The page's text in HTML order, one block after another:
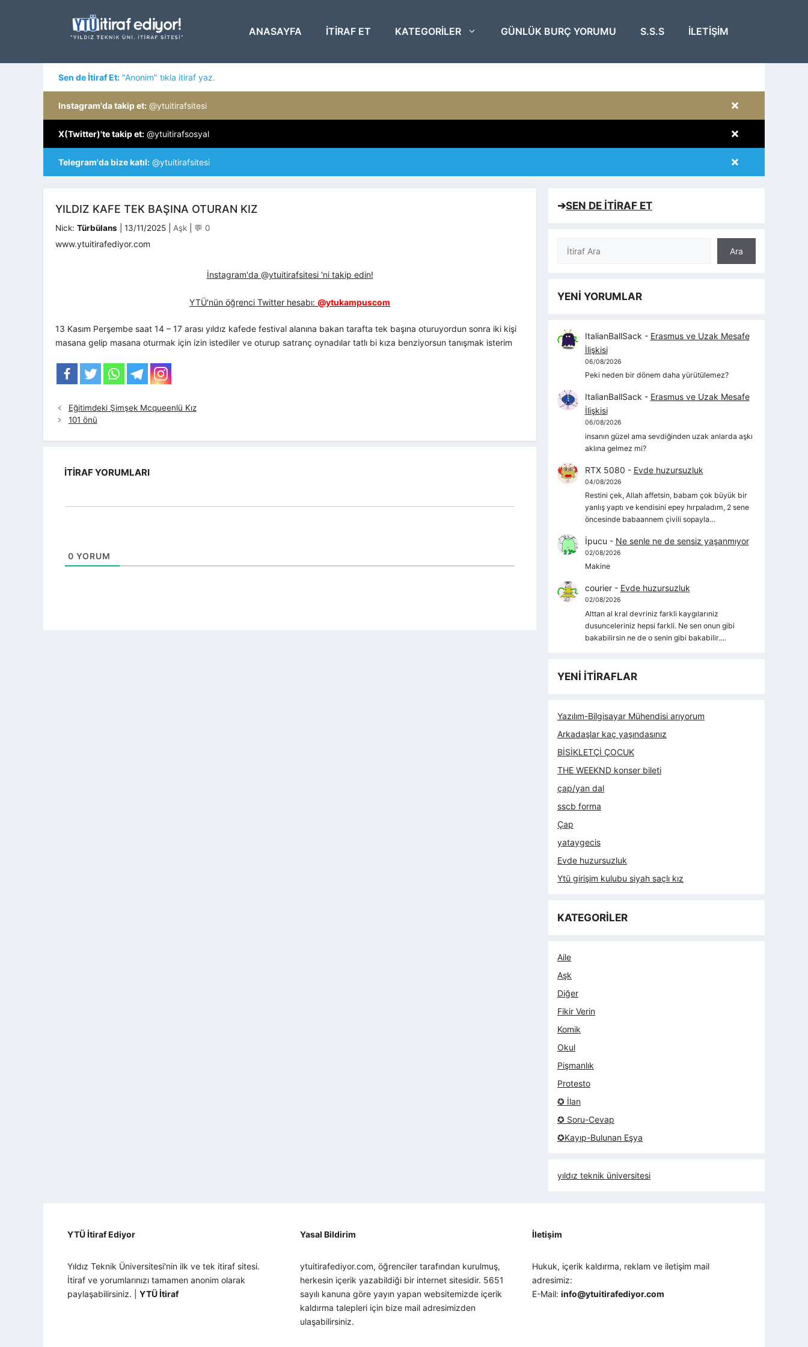
ANASAYFA ITIRAF ET KATEGORILER GÜNLÜK BURÇ YORUMU S.S.S İLETIŞIM
Sen de İtiraf Et: "Anonim" tıkla itiraf yaz.
×
Instagram'da takip et: @ytuitirafsitesi
×
X(Twitter)'te takip et: @ytuitirafsosyal
×
Telegram'da bize katıl: @ytuitirafsitesi
YILDIZ KAFE TEK BAŞINA OTURAN KIZ
Nick: Türbülans 13/11/2025 Kategoriler
Aşk 💬 0
www.ytuitirafediyor.com
İnstagram'da @ytuitirafsitesi 'ni takip edin!
YTÜ'nün öğrenci Twitter hesabı: @ytukampuscom
13 Kasım Perşembe saat 14 – 17 arası yıldız kafede festival alanına bakan tarafta tek başına oturuyordun sonra iki kişi
masana gelip masana oturmak için izin istediler ve oturup satranç oynadılar tatlı bi kıza benziyorsun tanışmak isterim
Eğitimdeki Şimşek Mcqueenlü Kız
101 önü
İTIRAF YORUMLARI
0 YORUM
➔SEN DE İTİRAF ET
Ara
Ara
YENİ YORUMLAR
ItalianBallSack - Erasmus ve Uzak Mesafe
İlişkisi
06/08/2026
Peki neden bir dönem daha yürütülemez?
ItalianBallSack - Erasmus ve Uzak Mesafe
İlişkisi
06/08/2026
insanın güzel ama sevdiğinden uzak anlarda aşkı
aklına gelmez mi?
RTX 5080 - Evde huzursuzluk
04/08/2026
Restini çek, Allah affetsin, babam çok büyük bir
yanlış yaptı ve kendisini epey hırpaladım, 2 sene
öncesinde babaannem çivili sopayla…
İpucu - Ne senle ne de sensiz yaşanmıyor
02/08/2026
Makine
courier- Evde huzursuzluk
02/08/2026
Alttan al kral devriniz farkli kaygılarıniz
dusunceleriniz hepsi farkli. Ne sen onun gibi
bakabilirsin ne de o senin gibi bakabilir.…
YENİ İTİRAFLAR
Yazılım-Bilgisayar Mühendisi arıyorum
Arkadaşlar kaç yaşındasınız
BİSİKLETÇİ ÇOCUK
THE WEEKND konser bileti
çap/yan dal
sscb forma
Çap
yataygecis
Evde huzursuzluk
Ytü girişim kulubu siyah saçlı kız
KATEGORİLER
Aile
Aşk
Diğer
Fikir Verin
Komik
Okul
Pişmanlık
Protesto
✪ İlan
✪ Soru-Cevap
✪Kayıp-Bulunan Eşya
yıldız teknik üniversitesi
YTÜ İtiraf Ediyor
Yıldız Teknik Üniversitesi'nin ilk ve tek itiraf sitesi.
İtiraf ve yorumlarınızı tamamen anonim olarak
paylaşabilirsiniz. | YTÜ İtiraf
Yasal Bildirim
ytuitirafediyor.com, öğrenciler tarafından kurulmuş,
herkesin içerik yazabildiği bir internet sitesidir. 5651
sayılı kanuna göre yayın yapan websitemizde içerik
kaldırma talepleri için bize mail adresimizden
ulaşabilirsiniz.
İletişim
Hukuk, içerik kaldırma, reklam ve iletişim mail
adresimiz:
E-Mail:info@ytuitirafediyor.com